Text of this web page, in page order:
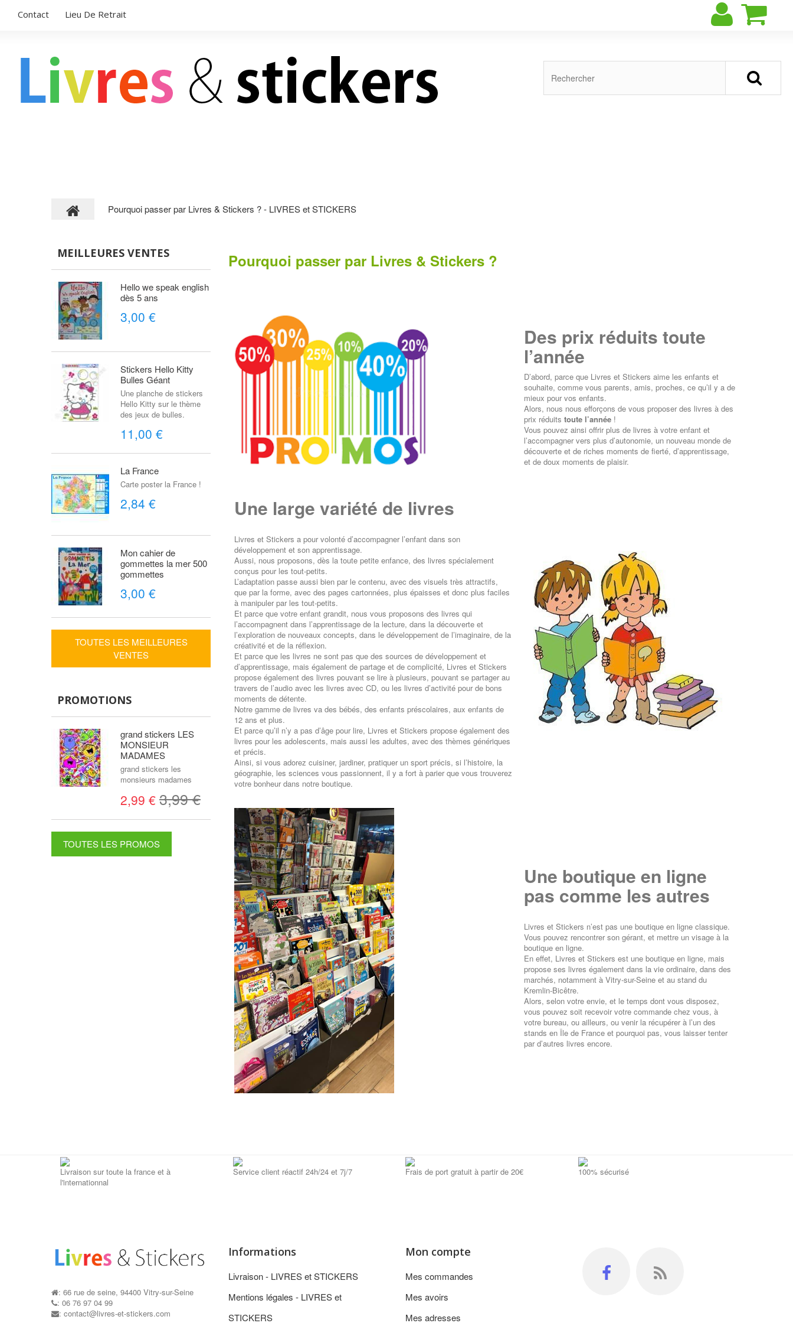
Contact Lieu De Retrait
Pourquoi passer par Livres & Stickers ? - LIVRES et STICKERS
Pourquoi passer par Livres & Stickers ?
Des prix réduits toute
l’année
D’abord, parce que Livres et Stickers aime les enfants et
souhaite, comme vous parents, amis, proches, ce qu’il y a de
mieux pour vos enfants.
Alors, nous nous efforçons de vous proposer des livres à des
prix réduits toute l’année !
Vous pouvez ainsi offrir plus de livres à votre enfant et
l’accompagner vers plus d’autonomie, un nouveau monde de
découverte et de riches moments de fierté, d’apprentissage,
et de doux moments de plaisir.
Une large variété de livres
Livres et Stickers a pour volonté d’accompagner l’enfant dans son
développement et son apprentissage.
Aussi, nous proposons, dès la toute petite enfance, des livres spécialement
conçus pour les tout-petits.
L’adaptation passe aussi bien par le contenu, avec des visuels très attractifs,
que par la forme, avec des pages cartonnées, plus épaisses et donc plus faciles
à manipuler par les tout-petits.
Et parce que votre enfant grandit, nous vous proposons des livres qui
l’accompagnent dans l’apprentissage de la lecture, dans la découverte et
l’exploration de nouveaux concepts, dans le développement de l’imaginaire, de la
créativité et de la réflexion.
Et parce que les livres ne sont pas que des sources de développement et
d’apprentissage, mais également de partage et de complicité, Livres et Stickers
propose également des livres pouvant se lire à plusieurs, pouvant se partager au
travers de l’audio avec les livres avec CD, ou les livres d’activité pour de bons
moments de détente.
Notre gamme de livres va des bébés, des enfants préscolaires, aux enfants de
12 ans et plus.
Et parce qu’il n’y a pas d’âge pour lire, Livres et Stickers propose également des
livres pour les adolescents, mais aussi les adultes, avec des thèmes génériques
et précis.
Ainsi, si vous adorez cuisiner, jardiner, pratiquer un sport précis, si l’histoire, la
géographie, les sciences vous passionnent, il y a fort à parier que vous trouverez
votre bonheur dans notre boutique.
Une boutique en ligne
pas comme les autres
Livres et Stickers n’est pas une boutique en ligne classique.
Vous pouvez rencontrer son gérant, et mettre un visage à la
boutique en ligne.
En effet, Livres et Stickers est une boutique en ligne, mais
propose ses livres également dans la vie ordinaire, dans des
marchés, notamment à Vitry-sur-Seine et au stand du
Kremlin-Bicêtre.
Alors, selon votre envie, et le temps dont vous disposez,
vous pouvez soit recevoir votre commande chez vous, à
votre bureau, ou ailleurs, ou venir la récupérer à l’un des
stands en Île de France et pourquoi pas, vous laisser tenter
par d’autres livres encore.
MEILLEURES VENTES
Hello we speak english
dès 5 ans
3,00 €
Stickers Hello Kitty
Bulles Géant
Une planche de stickers
Hello Kitty sur le thème
des jeux de bulles.
11,00 €
La France
Carte poster la France !
2,84 €
Mon cahier de
gommettes la mer 500
gommettes
3,00 €
TOUTES LES MEILLEURES
VENTES
PROMOTIONS
grand stickers LES
MONSIEUR
MADAMES
grand stickers les
monsieurs madames
2,99 € 3,99 €
TOUTES LES PROMOS
Livraison sur toute la france et à
l'internationnal
Service client réactif 24h/24 et 7j/7 Frais de port gratuit à partir de 20€ 100% sécurisé
: 66 rue de seine, 94400 Vitry-sur-Seine
: 06 76 97 04 99
: contact@livres-et-stickers.com
Informations
Livraison - LIVRES et STICKERS
Mentions légales - LIVRES et
STICKERS
Mon compte
Mes commandes
Mes avoirs
Mes adresses